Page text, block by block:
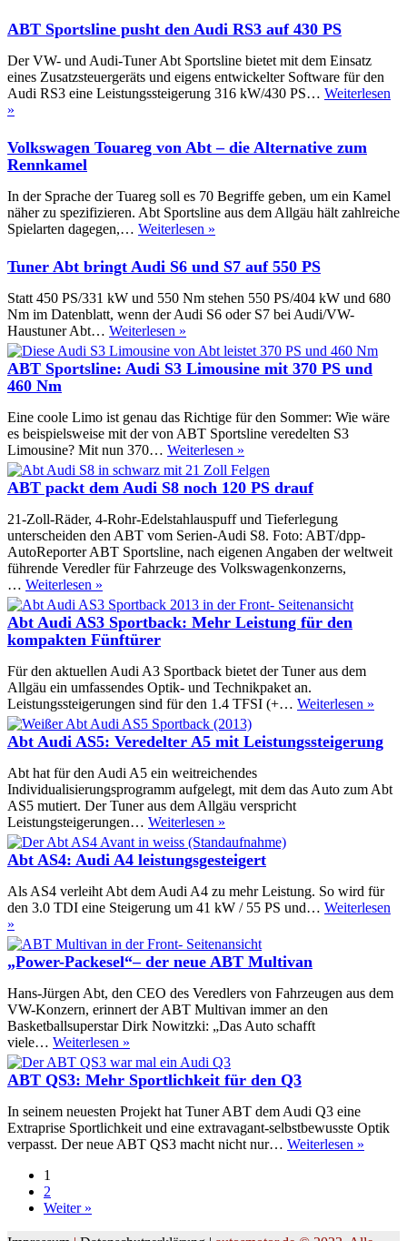
ABT Sportsline pusht den Audi RS3 auf 430 PS
Der VW- und Audi-Tuner Abt Sportsline bietet mit dem Einsatz
eines Zusatzsteuergeräts und eigens entwickelter Software für den
Audi RS3 eine Leistungssteigerung 316 kW/430 PS… Weiterlesen
»
pusht
den
Audi
RS3
auf
430
PS
Volkswagen Touareg von Abt – die Alternative zum
Rennkamel
In der Sprache der Tuareg soll es 70 Begriffe geben, um ein Kamel
näher zu spezifizieren. Abt Sportsline aus dem Allgäu hält zahlreiche
Spielarten dagegen,… Weiterlesen »
von
Abt
–
die
zum
Rennkamel
Tuner Abt bringt Audi S6 und S7 auf 550 PS
Statt 450 PS/331 kW und 550 Nm stehen 550 PS/404 kW und 680
Nm im Datenblatt, wenn der Audi S6 oder S7 bei Audi/VW-
Haustuner Abt… Weiterlesen »
Abt
bringt
Audi
und
S7
auf
550
PS
ABT Sportsline: Audi S3 Limousine mit 370 PS und
460 Nm
Eine coole Limo ist genau das Richtige für den Sommer: Wie wäre
es beispielsweise mit der von ABT Sportsline veredelten S3
Limousine? Mit nun 370… Weiterlesen »
Sportsline:
Audi
S3
Limousine
mit
370
PS
460
Nm
ABT packt dem Audi S8 noch 120 PS drauf
21-Zoll-Räder, 4-Rohr-Edelstahlauspuff und Tieferlegung
unterscheiden den ABT vom Serien-Audi S8. Foto: ABT/dpp-
AutoReporter ABT Sportsline, nach eigenen Angaben der weltweit
führende Veredler für Fahrzeuge des Volkswagenkonzerns,
… Weiterlesen »
packt
dem
Audi
S8
noch
120
PS
drauf
Abt Audi AS3 Sportback: Mehr Leistung für den
kompakten Fünftürer
Für den aktuellen Audi A3 Sportback bietet der Tuner aus dem
Allgäu ein umfassendes Optik- und Technikpaket an.
Leistungssteigerungen sind für den 1.4 TFSI (+… Weiterlesen »
AS3
Abt Audi AS5: Veredelter A5 mit Leistungssteigerung
Abt hat für den Audi A5 ein weitreichendes
Individualisierungsprogramm aufgelegt, mit dem das Auto zum Abt
AS5 mutiert. Der Tuner aus dem Allgäu verspricht
Leistungsteigerungen… Weiterlesen »
Audi
AS5:
Veredelter
A5
mit
Leistungssteigerung
Abt AS4: Audi A4 leistungsgesteigert
Als AS4 verleiht Abt dem Audi A4 zu mehr Leistung. So wird für
den 3.0 TDI eine Steigerung um 41 kW / 55 PS und… Weiterlesen
»
AS4:
Audi
A4
leistungsgesteigert
„Power-Packesel“– der neue ABT Multivan
Hans-Jürgen Abt, den CEO des Veredlers von Fahrzeugen aus dem
VW-Konzern, erinnert der ABT Multivan immer an den
Basketballsuperstar Dirk Nowitzki: „Das Auto schafft
viele… Weiterlesen »
Packesel“–
der
neue
ABT
Multivan
ABT QS3: Mehr Sportlichkeit für den Q3
In seinem neuesten Projekt hat Tuner ABT dem Audi Q3 eine
Extraprise Sportlichkeit und eine extravagant-selbstbewusste Optik
verpasst. Der neue ABT QS3 macht nicht nur… Weiterlesen »
1
2
Weiter »